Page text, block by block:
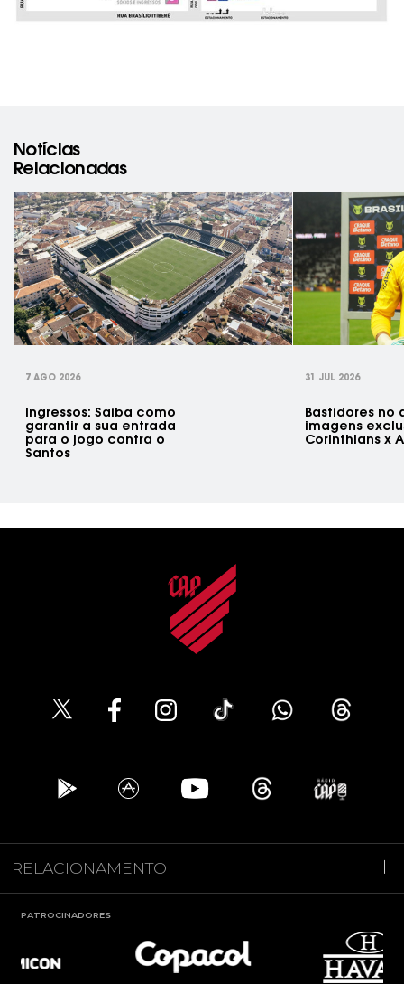
Notícias
Relacionadas
7 AGO 2026
Ingressos: Saiba como
garantir a sua entrada
para o jogo contra o
Santos
31 JUL 2026
Bastidores no
imagens
Corinthians x
RELACIONAMENTO
PATROCINADORES